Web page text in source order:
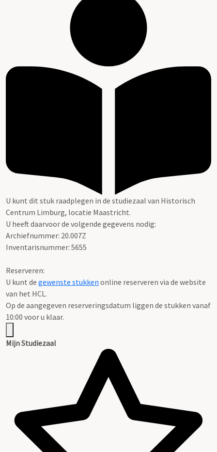
U kunt dit stuk raadplegen in de studiezaal van Historisch
Centrum Limburg, locatie Maastricht.
U heeft daarvoor de volgende gegevens nodig:
Archiefnummer: 20.007Z
Inventarisnummer: 5655
Reserveren:
U kunt de gewenste stukken online reserveren via de website
van het HCL.
Op de aangegeven reserveringsdatum liggen de stukken vanaf
10:00 voor u klaar.
Mijn Studiezaal